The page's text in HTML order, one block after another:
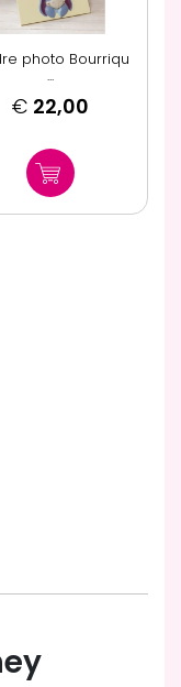
photo Bourriqu
...
€ 22,00